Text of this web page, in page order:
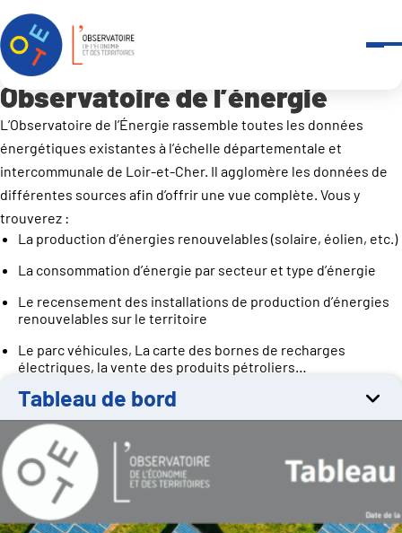
Accueil Observatoires
Tableau de bord
Observatoire de l’énergie
L’Observatoire de l’Énergie rassemble toutes les données
énergétiques existantes à l’échelle départementale et
intercommunale de Loir-et-Cher. Il agglomère les données de
différentes sources afin d’offrir une vue complète. Vous y
trouverez :
La production d’énergies renouvelables (solaire, éolien, etc.)
La consommation d’énergie par secteur et type d’énergie
Le recensement des installations de production d’énergies
renouvelables sur le territoire
Le parc véhicules, La carte des bornes de recharges
électriques, la vente des produits pétroliers…